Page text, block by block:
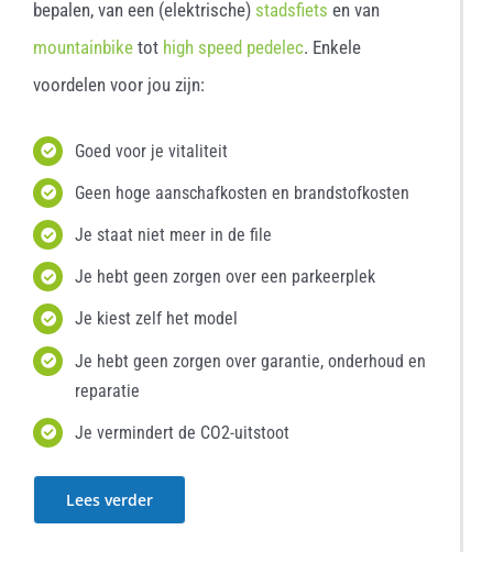
bepalen, van een (elektrische) stadsfiets en van
mountainbiketot high speed pedelec. Enkele
voordelen voor jou zijn:
Goed voor je vitaliteit
Geen hoge aanschafkosten en brandstofkosten
Je staat niet meer in de file
Je hebt geen zorgen over een parkeerplek
Je kiest zelf het model
Je hebt geen zorgen over garantie, onderhoud en
reparatie
Je vermindert de CO2-uitstoot
Lees verder